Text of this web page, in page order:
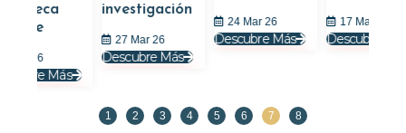
investigación
27 Mar 26
Descubre Más
24 Mar 26
Descubre Más
17 Mar 26
Descubre Más
1 2 3 4 5 6 7 8